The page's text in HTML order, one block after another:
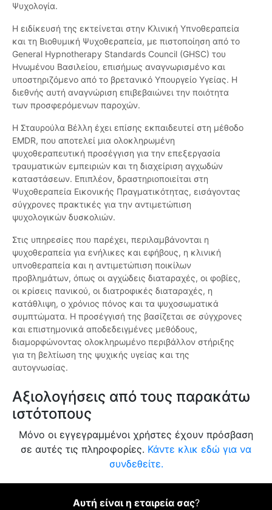
Ψυχολογία.
Η ειδίκευσή της εκτείνεται στην Κλινική Υπνοθεραπεία
και τη Βιοθυμική Ψυχοθεραπεία, με πιστοποίηση από το
General Hypnotherapy Standards Council (GHSC) του
Ηνωμένου Βασιλείου, επισήμως αναγνωρισμένο και
υποστηριζόμενο από το βρετανικό Υπουργείο Υγείας. Η
διεθνής αυτή αναγνώριση επιβεβαιώνει την ποιότητα
των προσφερόμενων παροχών.
Η Σταυρούλα Βέλλη έχει επίσης εκπαιδευτεί στη μέθοδο
EMDR, που αποτελεί μια ολοκληρωμένη
ψυχοθεραπευτική προσέγγιση για την επεξεργασία
τραυματικών εμπειριών και τη διαχείριση αγχωδών
καταστάσεων. Επιπλέον, δραστηριοποιείται στη
Ψυχοθεραπεία Εικονικής Πραγματικότητας, εισάγοντας
σύγχρονες πρακτικές για την αντιμετώπιση
ψυχολογικών δυσκολιών.
Στις υπηρεσίες που παρέχει, περιλαμβάνονται η
ψυχοθεραπεία για ενήλικες και εφήβους, η κλινική
υπνοθεραπεία και η αντιμετώπιση ποικίλων
προβλημάτων, όπως οι αγχώδεις διαταραχές, οι φοβίες,
οι κρίσεις πανικού, οι διατροφικές διαταραχές, η
κατάθλιψη, ο χρόνιος πόνος και τα ψυχοσωματικά
συμπτώματα. Η προσέγγισή της βασίζεται σε σύγχρονες
και επιστημονικά αποδεδειγμένες μεθόδους,
διαμορφώνοντας ολοκληρωμένο περιβάλλον στήριξης
για τη βελτίωση της ψυχικής υγείας και της
αυτογνωσίας.
Αξιολογήσεις από τους παρακάτω
ιστότοπους
Μόνο οι εγγεγραμμένοι χρήστες έχουν πρόσβαση
σε αυτές τις πληροφορίες. Κάντε κλικ εδώ για να
συνδεθείτε.
Αυτή είναι η εταιρεία σας?